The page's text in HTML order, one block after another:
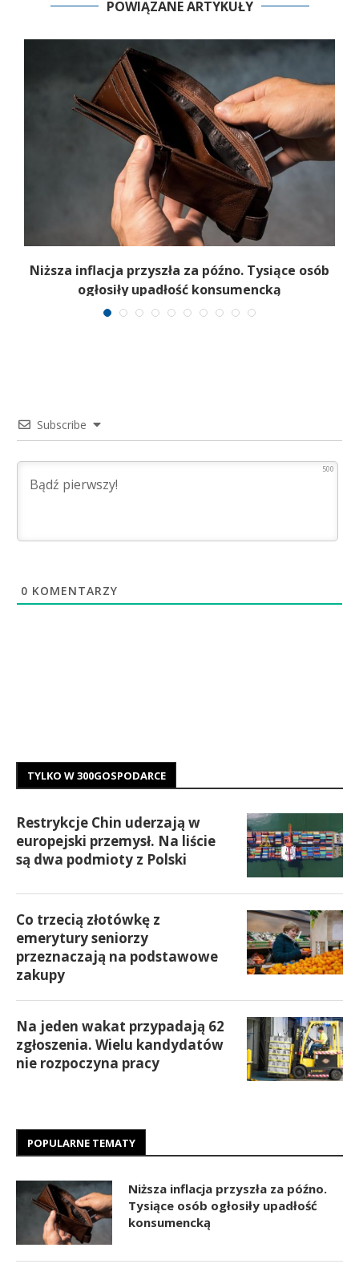
POWIĄZANE ARTYKUŁY
Niższa inflacja przyszła za późno. Tysiące osób
ogłosiły upadłość konsumencką
Subscribe
500
0 KOMENTARZY
TYLKO W 300GOSPODARCE
Restrykcje Chin uderzają w
europejski przemysł. Na liście
są dwa podmioty z Polski
Co trzecią złotówkę z
emerytury seniorzy
przeznaczają na podstawowe
zakupy
Na jeden wakat przypadają 62
zgłoszenia. Wielu kandydatów
nie rozpoczyna pracy
POPULARNE TEMATY
Niższa inflacja przyszła za późno.
Tysiące osób ogłosiły upadłość
konsumencką